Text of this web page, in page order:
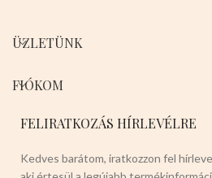
ÜZLETÜNK
FIÓKOM
FELIRATKOZÁS HÍRLEVÉLRE
Kedves barátom, iratkozzon fel